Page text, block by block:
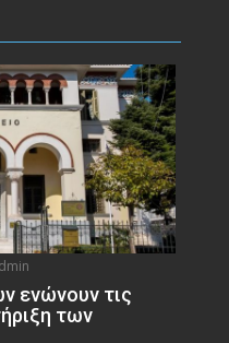
ενώνουν τις
των